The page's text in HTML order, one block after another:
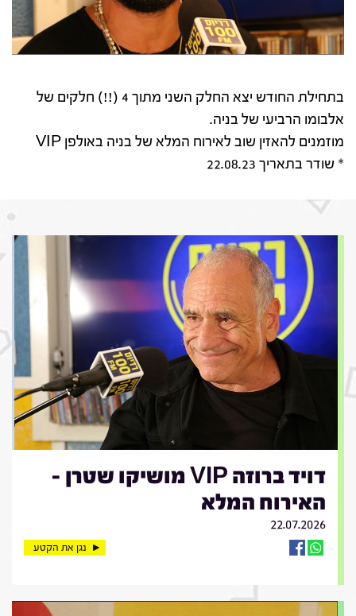
בתחילת החודש יצא החלק השני מתוך 4 (!!) חלקים של
אלבומו הרביעי של בניה.
מוזמנים להאזין שוב לאירוח המלא של בניה באולפן VIP
* שודר בתאריך 22.08.23
דויד ברוזה VIP מושיקו שטרן -
האירוח המלא
22.07.2026
נגן את הקטע